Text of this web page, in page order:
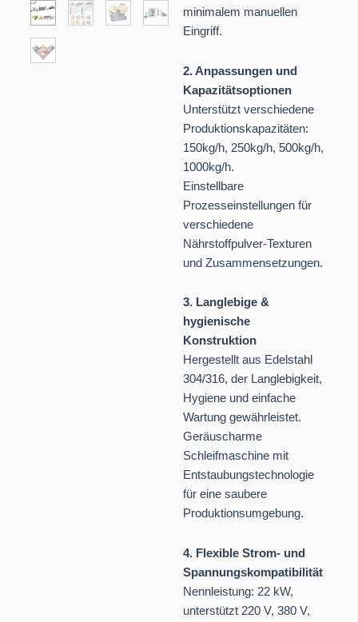
minimalem manuellen
Eingriff.
2. Anpassungen und
Kapazitätsoptionen
Unterstützt verschiedene
Produktionskapazitäten:
150kg/h, 250kg/h, 500kg/h,
1000kg/h.
Einstellbare
Prozesseinstellungen für
verschiedene
Nährstoffpulver-Texturen
und Zusammensetzungen.
3. Langlebige &
hygienische
Konstruktion
Hergestellt aus Edelstahl
304/316, der Langlebigkeit,
Hygiene und einfache
Wartung gewährleistet.
Geräuscharme
Schleifmaschine mit
Entstaubungstechnologie
für eine saubere
Produktionsumgebung.
4. Flexible Strom- und
Spannungskompatibilität
Nennleistung: 22 kW,
unterstützt 220 V, 380 V,